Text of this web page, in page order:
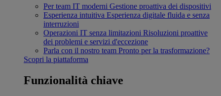
Per team IT moderni Gestione proattiva dei dispositivi
Esperienza intuitiva Esperienza digitale fluida e senza
interruzioni
Operazioni IT senza limitazioni Risoluzioni proattive
dei problemi e servizi d'eccezione
Parla con il nostro team Pronto per la trasformazione?
Scopri la piattaforma
Funzionalità chiave